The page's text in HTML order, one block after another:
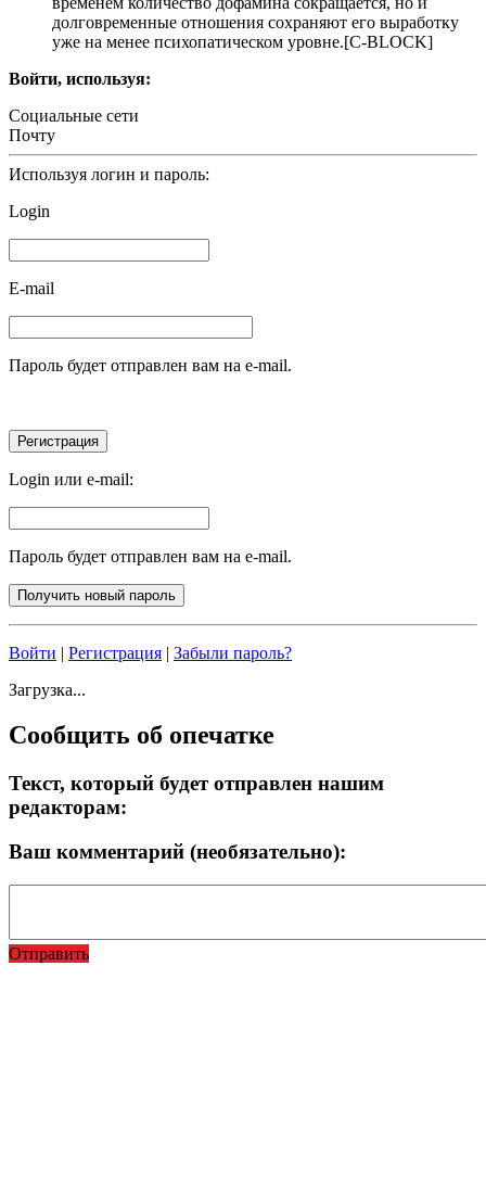
долговременные отношения сохраняют его выработку
уже на менее психопатическом уровне.[С-BLOCK]
Войти, используя:
Социальные сети
Почту
Используя логин и пароль:
Login
E-mail
Пароль будет отправлен вам на e-mail.
Login или e-mail:
Пароль будет отправлен вам на e-mail.
Войти | Регистрация | Забыли пароль?
Загрузка...
Сообщить об опечатке
Текст, который будет отправлен нашим
редакторам:
Ваш комментарий (необязательно):
Отправить